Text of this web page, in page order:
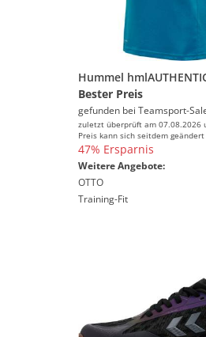
Bester Preis
gefunden bei Teamsport-
zuletzt überprüft am 07.08.2026
Preis kann sich seitdem geändert
47% Ersparnis
Weitere Angebote:
OTTO
Training-Fit